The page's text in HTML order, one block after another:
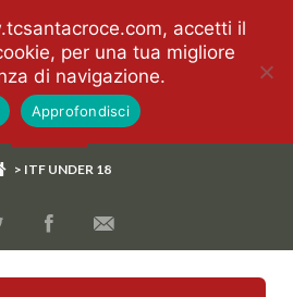
> ITF UNDER 18
accetti il
per una tua migliore
di navigazione.
Approfondisci